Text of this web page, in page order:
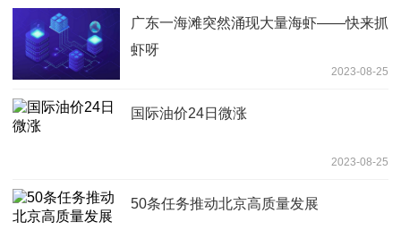
广东一海滩突然涌现大量海虾——快来抓
虾呀
2023-08-25
国际油价24日微涨
2023-08-25
50条任务推动北京高质量发展